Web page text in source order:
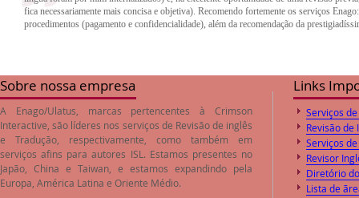
preços de revisão e correção são compatíveis com o valores de mercado.
Sobre nossa empresa
A Enago/Ulatus, marcas pertencentes à Crimson
Interactive, são líderes nos serviços de Revisão de inglês
e Tradução, respectivamente, como também em
serviços afins para autores ISL. Estamos presentes no
Japão, China e Taiwan, e estamos expandindo pela
Europa, América Latina e Oriente Médio.
Links
Serviços
Revisão de
Serviços
Revisor
Diretório
Lista de